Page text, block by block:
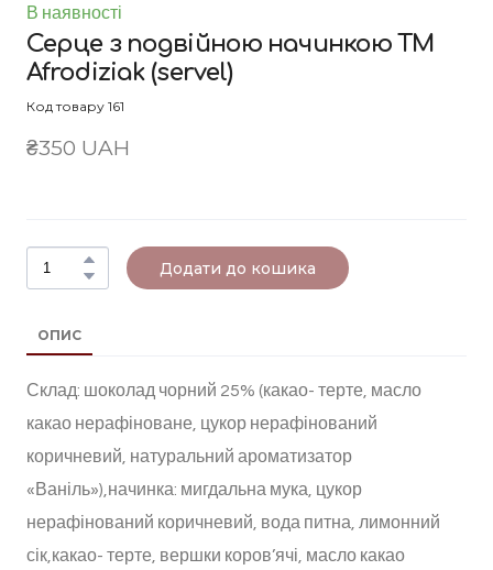
В наявності
Серце з подвійною начинкою ТМ
Afrodiziak (servel)
Код товару 161
₴350 UAH
Додати до кошика
ОПИС
Склад: шоколад чорний 25% (какао- терте, масло
какао нерафіноване, цукор нерафінований
коричневий, натуральний ароматизатор
«Ваніль»),начинка: мигдальна мука, цукор
нерафінований коричневий, вода питна, лимонний
сік,какао- терте, вершки коров’ячі, масло какао